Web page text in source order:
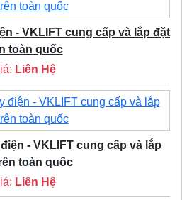
- VKLIFT cung cấp và lắp đặt
toàn quốc
Liên Hệ
- VKLIFT cung cấp và lắp
toàn quốc
Liên Hệ